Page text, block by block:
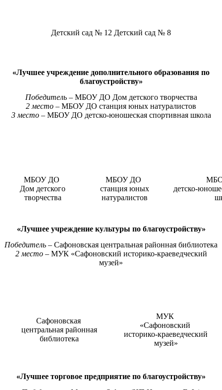
Детский сад № 12 Детский сад № 8
«Лучшее учреждение дополнительного образования по
благоустройству»
Победитель –МБОУ ДО Дом детского творчества
2 место – МБОУ ДО станция юных натуралистов
3 место – МБОУ ДО детско-юношеская спортивная школа
МБОУ ДО
Дом детского
творчества
МБОУ ДО
станция юных
натуралистов
детско-
«Лучшее учреждение культуры по благоустройству»
Победитель – Сафоновская центральная районная библиотека
2 место – МУК «Сафоновский историко-краеведческий
музей»
Сафоновская
центральная районная
библиотека
МУК
«Сафоновский
историко-краеведческий
музей»
«Лучшее торговое предприятие по благоустройству»